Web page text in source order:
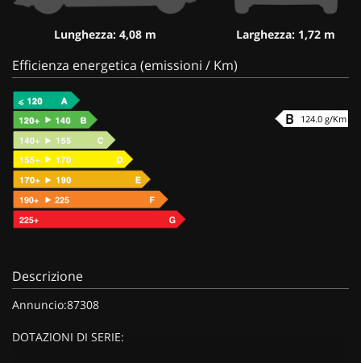
Lunghezza: 4,08 m Larghezza: 1,72 m
Efficienza energetica (emissioni / Km)
124.0 g/Km
Descrizione
Annuncio:87308
DOTAZIONI DI SERIE: